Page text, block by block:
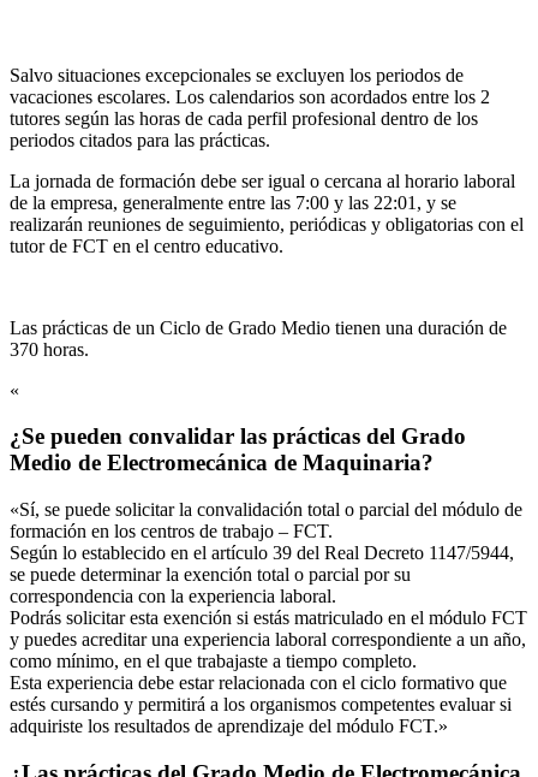
Salvo situaciones excepcionales se excluyen los periodos de
vacaciones escolares. Los calendarios son acordados entre los 2
tutores según las horas de cada perfil profesional dentro de los
periodos citados para las prácticas.
La jornada de formación debe ser igual o cercana al horario laboral
de la empresa, generalmente entre las 7:00 y las 22:01, y se
realizarán reuniones de seguimiento, periódicas y obligatorias con el
tutor de FCT en el centro educativo.
Las prácticas de un Ciclo de Grado Medio tienen una duración de
370 horas.
«
¿Se pueden convalidar las prácticas del Grado
Medio de Electromecánica de Maquinaria?
«Sí, se puede solicitar la convalidación total o parcial del módulo de
formación en los centros de trabajo – FCT.
Según lo establecido en el artículo 39 del Real Decreto 1147/5944,
se puede determinar la exención total o parcial por su
correspondencia con la experiencia laboral.
Podrás solicitar esta exención si estás matriculado en el módulo FCT
y puedes acreditar una experiencia laboral correspondiente a un año,
como mínimo, en el que trabajaste a tiempo completo.
Esta experiencia debe estar relacionada con el ciclo formativo que
estés cursando y permitirá a los organismos competentes evaluar si
adquiriste los resultados de aprendizaje del módulo FCT.»